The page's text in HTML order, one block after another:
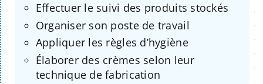
Effectuer le suivi des produits stockés
Organiser son poste de travail
Appliquer les règles d’hygiène
Élaborer des crèmes selon leur
technique de fabrication